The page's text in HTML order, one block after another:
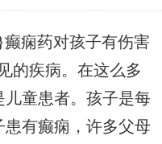
痫药对孩子有伤害
的疾病。在这么多
童患者。孩子是每
有癫痫，许多父母